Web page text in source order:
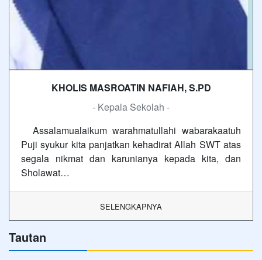
KHOLIS MASROATIN NAFIAH, S.PD
- Kepala Sekolah -
Assalamualaikum warahmatullahi wabarakaatuh
Puji syukur kita panjatkan kehadirat Allah SWT atas
segala nikmat dan karunianya kepada kita, dan
Sholawat…
SELENGKAPNYA
Tautan